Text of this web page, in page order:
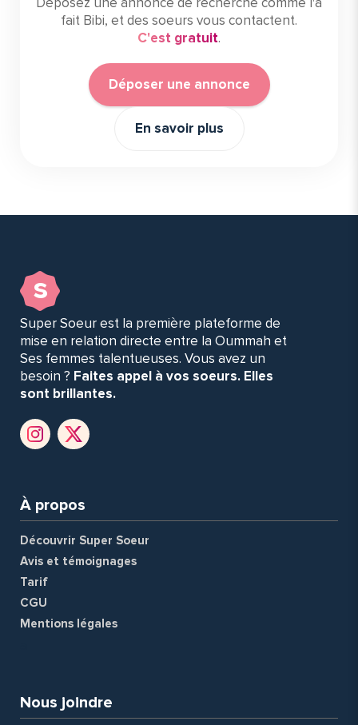
fait Bibi, et des soeurs vous contactent.
C'est gratuit.
Déposer une annonce
En savoir plus
s
Super Soeur est la première plateforme de
mise en relation directe entre la Oummah et
Ses femmes talentueuses. Vous avez un
besoin ? Faites appel à vos soeurs. Elles
sont brillantes.
À propos
Découvrir Super Soeur
Avis et témoignages
Tarif
CGU
Mentions légales
Nous joindre